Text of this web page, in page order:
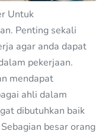
Untuk
Penting sekali
agar anda dapat
pekerjaan.
mendapat
ahli dalam
dibutuhkan baik
besar orang